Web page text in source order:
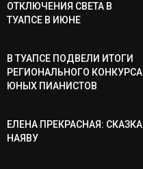
ОТКЛЮЧЕНИЯ СВЕТА В
ТУАПСЕ В ИЮНЕ
В ТУАПСЕ ПОДВЕЛИ ИТОГИ
РЕГИОНАЛЬНОГО КОНКУРСА
ЮНЫХ ПИАНИСТОВ
ЕЛЕНА ПРЕКРАСНАЯ: СКАЗКА
НАЯВУ